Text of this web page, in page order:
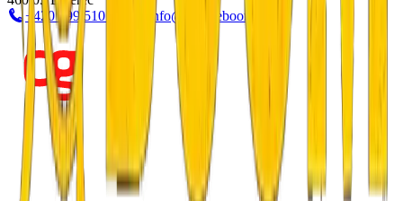
+420 799 510 277
info@escapeboom.cz